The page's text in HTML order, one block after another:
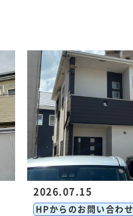
2026.07.15
HPからのお問い合わせ